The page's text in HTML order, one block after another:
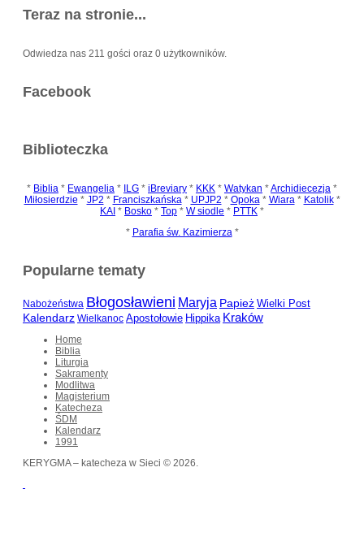
Teraz na stronie...
Odwiedza nas 211 gości oraz 0 użytkowników.
Facebook
Biblioteczka
* Biblia * Ewangelia * ILG * iBreviary * KKK * Watykan *Archidiecezja *
Miłosierdzie * JP2 * Franciszkańska* UPJP2 * Opoka* Wiara* Katolik*
KAI * Bosko * Top * W siodle * PTTK *
* Parafia św. Kazimierza*
Popularne tematy
Nabożeństwa Błogosławieni Maryja Papież Wielki Post
Kalendarz Wielkanoc Apostołowie Hippika Kraków
Home
Biblia
Liturgia
Sakramenty
Modlitwa
Magisterium
Katecheza
ŚDM
Kalendarz
1991
KERYGMA – katecheza w Sieci © 2026.